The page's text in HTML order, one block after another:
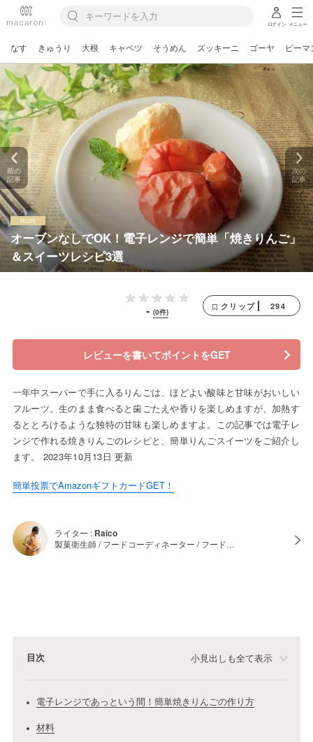
ログイン メニュー
なす きゅうり 大根 キャベツ そうめん ズッキーニ ゴーヤ ピーマ
オーブンなしでOK！電子レンジで簡単「焼きりんご」
＆スイーツレシピ3選
前の
記事
次の
記事
- (0件)
クリップ 294
レビューを書いてポイントをGET
一年中スーパーで手に入るりんごは、ほどよい酸味と甘味がおいしい
フルーツ。生のまま食べると歯ごたえや香りを楽しめますが、加熱す
るととろけるような独特の甘味も楽しめますよ。この記事では電子レ
ンジで作れる焼きりんごのレシピと、簡単りんごスイーツをご紹介し
ます。 2023年10月13日 更新
簡単投票でAmazonギフトカードGET！
ライター : Raico
製菓衛生師 / フードコーディネーター / フード…
目次 小見出しも全て表示
電子レンジであっという間！簡単焼きりんごの作り方
材料